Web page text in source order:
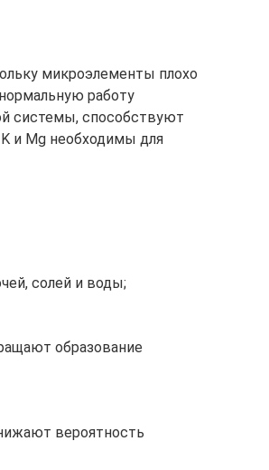
микроэлементы плохо
работу
системы, способствуют
и Mg необходимы для
солей и воды;
образование
вероятность